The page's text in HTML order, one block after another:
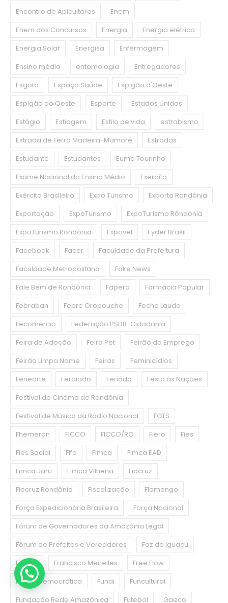
Encontro de Apicultores
Enem
Enem dos Concursos
Energia
Energia elétrica
Energia Solar
Energisa
Enfermagem
Ensino médio
entomologia
Entregadores
Esgoto
Espaço Saúde
Espigão d'Oeste
Espigão do Oeste
Esporte
Estados Unidos
Estágio
Estiagem Estilo de vida
estrabismo
Estrada de Ferro Madeira-Mamoré
Estradas
Estudante
Estudantes
Euma Tourinho
Exame Nacional do Ensino Médio
Exercíto
Exército Brasileiro
Expo Turismo
Exporta Rondônia
Exportação
ExpoTurismo
ExpoTurismo Rôndonia
ExpoTurismo Rondônia
Expovel
Eyder Brasil
Facebook
Facer
Faculdade da Prefeitura
Faculdade Metropolitana
Fake News
Fale Bem de Rondônia
Fapero
Farmácia Popular
Febraban
Febre Oropouche
Fecha Laudo
Fecomercio
Federação PSDB-Cidadania
Feira de Adoção
Feira Pet
Feirão do Emprego
Feirão Limpa Nome
Feiras
Feminicídios
Fenearte
Feraiado Feriado
Festa às Nações
Festival de Cinema de Rondônia
Festival de Música da Rádio Nacional
FGTS
Fhemeron
FICCO FICCO/RO Fiero
Fies
Fies Social
Fifa Fimca
Fimca EAD
Fimca Jaru
Fimca Vilhena
Fiocruz
Fiocruz Rondônia
Fiscalização
Flamengo
Força Expedicionária Brasileira
Força Nacional
Fórum de Governadores da Amazônia Legal
Fórum de Prefeitos e Vereadores
Foz do Iguaçu
França
Francisco Meirelles
Free Flow
Frente Democrática
Funai
Funcultural
Fundação Rede Amazônica
Futebol Gaeco